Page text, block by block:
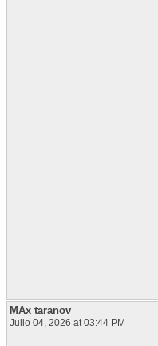
MAx taranov
Julio 04, 2026 at 03:44 PM